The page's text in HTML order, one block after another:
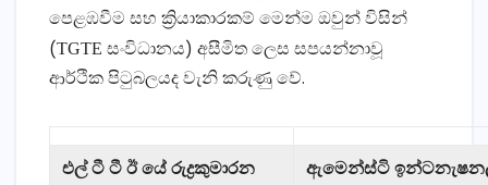
පෙළඹවීම සහ ක්‍රියාකාරකම් මෙන්ම ඔවුන් විසින්
(TGTE සංවිධානය) අසීමිත ලෙස සපයන්නාවූ
ආර්ථික පිටුබලයද වැනි කරුණු වේ.
එල් ටී ටී ඊ යේ රුද්‍රකුමාරන
ඇමෙන්ස්ටි